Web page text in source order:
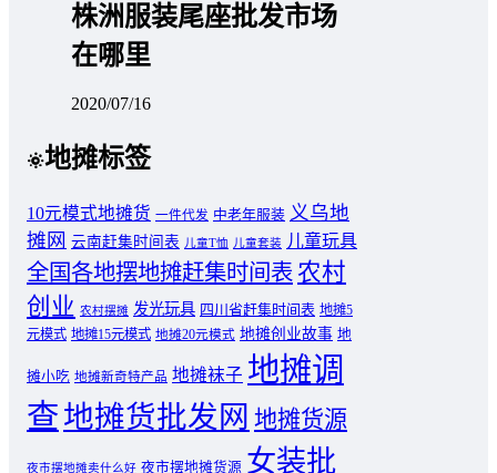
株洲服装尾座批发市场
在哪里
2020/07/16
地摊标签
10元模式地摊货 一件代发 中老年服装 义乌地
摊网 云南赶集时间表 儿童T恤 儿童套装 儿童玩具
全国各地摆地摊赶集时间表 农村
创业 农村摆摊 发光玩具 四川省赶集时间表 地摊5
元模式 地摊15元模式 地摊20元模式 地摊创业故事 地
摊小吃 地摊新奇特产品 地摊袜子 地摊调
查地摊货批发网 地摊货源
夜市摆地摊卖什么好 夜市摆地摊货源 女装批